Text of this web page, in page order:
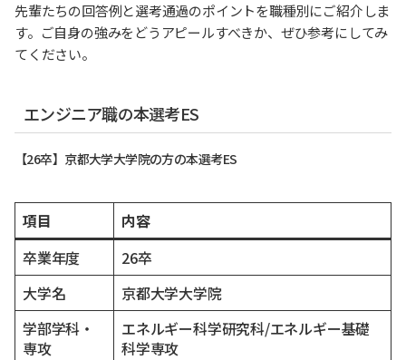
先輩たちの回答例と選考通過のポイントを職種別にご紹介しま
す。ご自身の強みをどうアピールすべきか、ぜひ参考にしてみ
てください。
エンジニア職の本選考ES
【26卒】京都大学大学院の方の本選考ES
項目
内容
卒業年度
26卒
大学名
京都大学大学院
学部学科・
専攻
エネルギー科学研究科/エネルギー基礎
科学専攻